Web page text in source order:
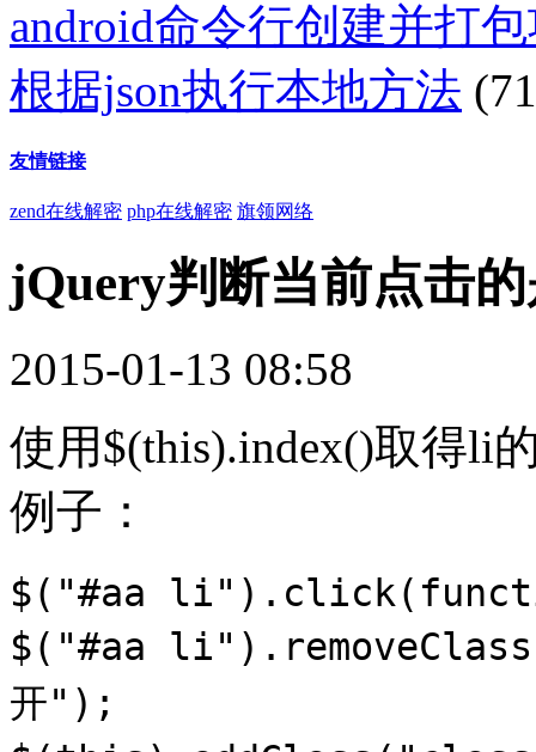
android命令行创建并打
根据json执行本地方法
友情链接
zend在线解密 php在线解密 旗领网络
jQuery判断当前点击
2015-01-13 08:58
使用$(this).index()取得li
例子：
$( "#aa li" ).click(
$( "#aa li"
开" );